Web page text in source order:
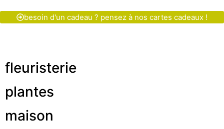
besoin d'un cadeau ? pensez à nos cartes cadeaux !
fleuristerie
plantes
maison